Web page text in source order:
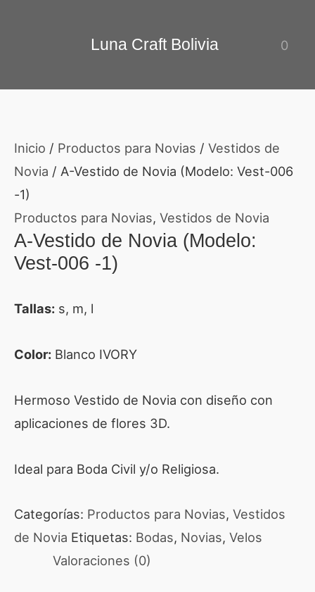
Luna Craft Bolivia 0
Inicio / Productos para Novias / Vestidos de
Novia / A-Vestido de Novia (Modelo: Vest-006
-1)
Productos para Novias, Vestidos de Novia
A-Vestido de Novia (Modelo:
Vest-006 -1)
Tallas: s, m, l
Color: Blanco IVORY
Hermoso Vestido de Novia con diseño con
aplicaciones de flores 3D.
Ideal para Boda Civil y/o Religiosa.
Categorías: Productos para Novias, Vestidos
de Novia Etiquetas: Bodas, Novias, Velos
Valoraciones (0)